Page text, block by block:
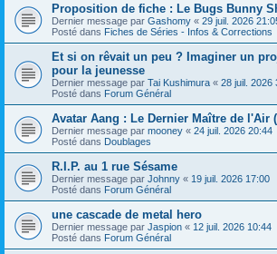
Proposition de fiche : Le Bugs Bunny
Dernier message par Gashomy « 29 juil. 2026
Posté dans Fiches de Séries - Infos & Corrections
Et si on rêvait un peu ? Imaginer un
pour la jeunesse
Dernier message par Tai Kushimura « 28 juil. 2026
Posté dans Forum Général
Avatar Aang : Le Dernier Maître de l'Air
Dernier message par mooney « 24 juil. 2026 20:44
Posté dans Doublages
R.I.P. au 1 rue Sésame
Dernier message par Johnny « 19 juil. 2026 17:00
Posté dans Forum Général
une cascade de metal hero
Dernier message par Jaspion « 12 juil. 2026 10:44
Posté dans Forum Général